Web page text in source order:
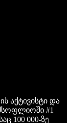
აქტივისტი და
#1
100 000-ზე